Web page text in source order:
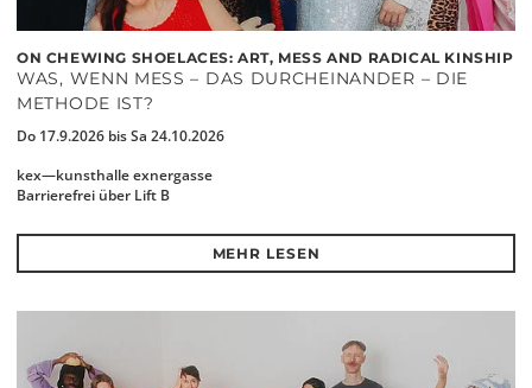
ON CHEWING SHOELACES: ART, MESS AND RADICAL KINSHIP
WAS, WENN MESS – DAS DURCHEINANDER – DIE
METHODE IST?
Do 17.9.2026 bis Sa 24.10.2026
kex—kunsthalle exnergasse
Barrierefrei über Lift B
MEHR LESEN